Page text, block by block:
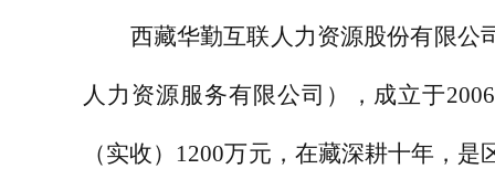
西藏华勤互联人力资源股份有限公
人力资源服务有限公司），成立于2006
（实收） 1200万元，在藏深耕十年，是